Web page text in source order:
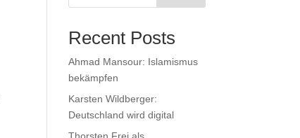
Recent Posts
Ahmad Mansour: Islamismus
bekämpfen
Karsten Wildberger:
Deutschland wird digital
Thorsten Frei als